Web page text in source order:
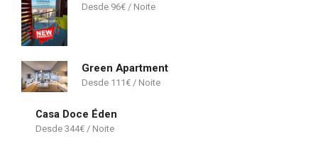
96€
Green Apartment
111€
Casa Doce Éden
344€